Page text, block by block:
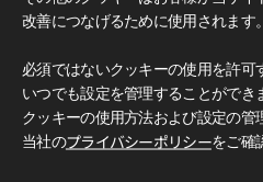
改善につなげるために使用されます。
必須ではないクッキーの使用を許可
いつでも設定を管理することができ
クッキーの使用方法および設定の管
当社のプライバシーポリシーをご確